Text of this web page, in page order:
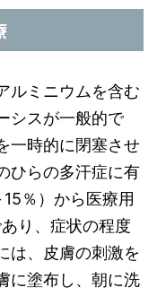
ルミニウムを含む
シスが一般的で
一時的に閉塞させ
ひらの多汗症に有
％）から医療用
り、症状の程度
は、皮膚の刺激を
に塗布し、朝に洗